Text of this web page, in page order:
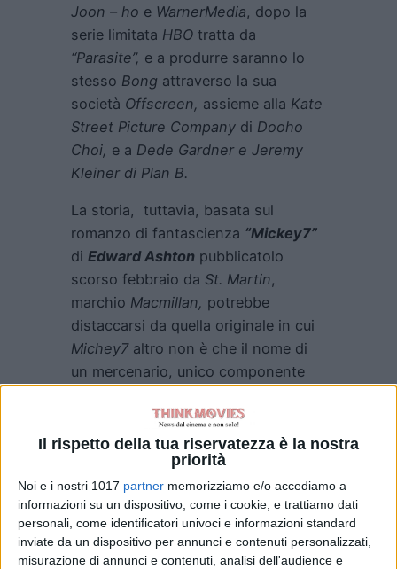
Il rispetto della tua riservatezza è la nostra
priorità
Noi e i nostri 1017 partner memorizziamo e/o accediamo a
informazioni su un dispositivo, come i cookie, e trattiamo dati
personali, come identificatori univoci e informazioni standard
inviate da un dispositivo per annunci e contenuti personalizzati,
misurazione di annunci e contenuti, analisi dell'audience e
Joon – ho e WarnerMedia, dopo la
serie limitata HBO tratta da
“Parasite”, e a produrre saranno lo
stesso Bong attraverso la sua
società Offscreen, assieme alla Kate
Street Picture Company di Dooho
Choi, e a Dede Gardnere Jeremy
Kleinerdi Plan B.
La storia, tuttavia, basata sul
romanzo di fantascienza “Mickey7”
di Edward Ashton pubblicatolo
scorso febbraio da St. Martin,
marchio Macmillan, potrebbe
distaccarsi da quella originale in cui
Michey7altro non è che il nome di
un mercenario, unico componente
inviato a colonizzare il pianeta
ghiacciato diNiflheim. Una missione
suicida che, come sempre, toccherà
aMickey7portare a termine e
questo perché, in caso di morte, una
copia della sua mente è stata
immagazzinata per poi essere